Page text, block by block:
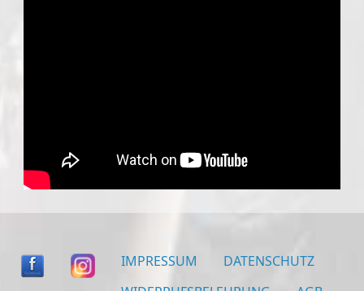
IMPRESSUM
DATENSCHUTZ